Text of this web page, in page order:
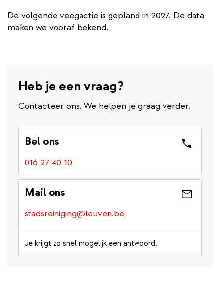
De volgende veegactie is gepland in 2027. De data
maken we vooraf bekend.
Heb je een vraag?
Contacteer ons. We helpen je graag verder.
Bel ons
016 27 40 10
Mail ons
stadsreiniging@leuven.be
Je krijgt zo snel mogelijk een antwoord.